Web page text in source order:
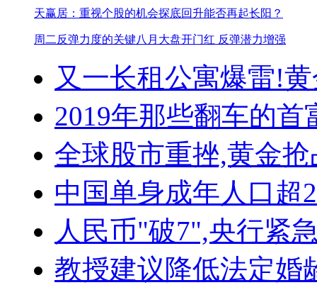
天赢居：重视个股的机会探底回升能否再起长阳？
周二反弹力度的关键八月大盘开门红 反弹潜力增强
又一长租公寓爆雷!
2019年那些翻车的首
全球股市重挫,黄金抢
中国单身成年人口超
人民币"破7",央行紧
教授建议降低法定婚